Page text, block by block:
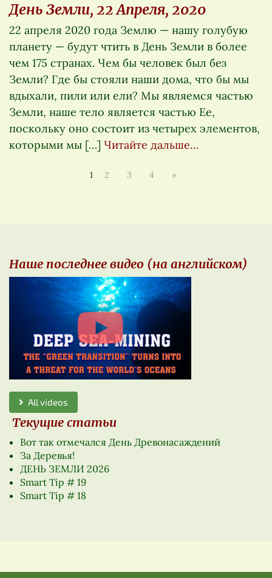
День Земли, 22 Апреля, 2020
22 апреля 2020 года Землю — нашу голубую
планету — будут чтить в День Земли в более
чем 175 странах. Чем бы человек был без
Земли? Где бы стояли наши дома, что бы мы
вдыхали, пили или ели? Мы являемся частью
Земли, наше тело является частью Ее,
поскольку оно состоит из четырех элементов,
которыми мы […] Читайте дальше…
1 2 3 4 »
Наше последнее видео (на английском)
All videos
Текущие статьи
Вот так отмечался День Древонасаждений
За Деревья!
ДЕНЬ ЗЕМЛИ 2026
Smart Tip # 19
Smart Tip # 18